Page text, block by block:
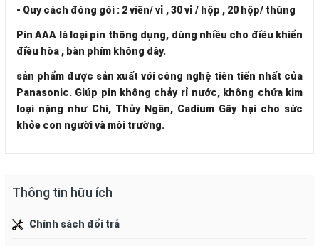
- Quy cách đóng gói : 2 viên/ vỉ , 30 vỉ / hộp , 20 hộp/ thùng
Pin AAA là loại pin thông dụng, dùng nhiều cho điều khiển
điều hòa , bàn phím không dây.
sản phẩm được sản xuất với công nghệ tiên tiến nhất của
Panasonic. Giúp pin không chảy rỉ nước, không chứa kim
loại nặng như Chì, Thủy Ngân, Cadium Gây hại cho sức
khỏe con người và môi trường.
Thông tin hữu ích
Chính sách đổi trả